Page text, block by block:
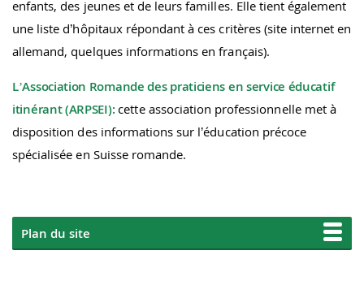
enfants, des jeunes et de leurs familles. Elle tient également
une liste d’hôpitaux répondant à ces critères (site internet en
allemand, quelques informations en français).
L’Association Romande des praticiens en service éducatif
itinérant (ARPSEI): cette association professionnelle met à
disposition des informations sur l’éducation précoce
spécialisée en Suisse romande.
Plan du site